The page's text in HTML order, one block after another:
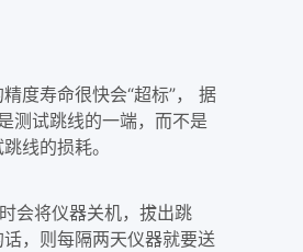
度寿命很快会“超标”， 据
测试跳线的一端，而不是
线的损耗。
会将仪器关机，拔出跳
，则每隔两天仪器就要送